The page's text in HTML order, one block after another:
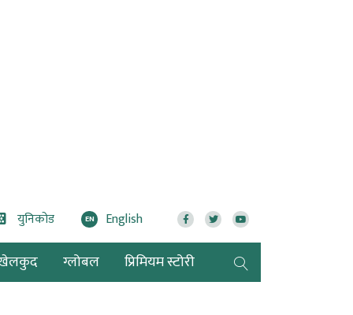
युनिकोड EN English
ग्लोबल प्रिमियम स्टोरी